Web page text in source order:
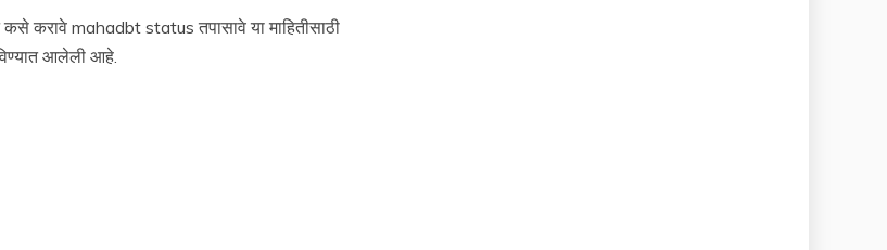
कसे करावे mahadbt status तपासावे या माहितीसाठी
आलेली आहे.